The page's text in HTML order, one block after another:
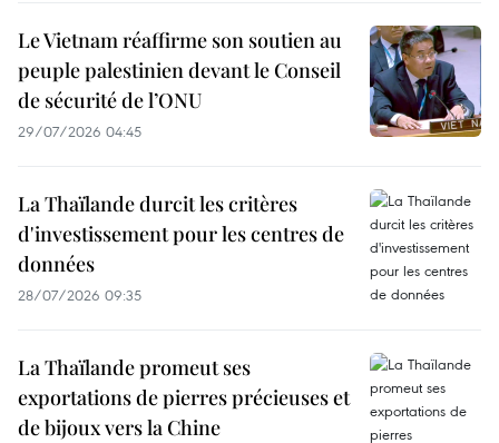
Le Vietnam réaffirme son soutien au
peuple palestinien devant le Conseil
de sécurité de l’ONU
29/07/2026 04:45
La Thaïlande durcit les critères
d'investissement pour les centres de
données
28/07/2026 09:35
La Thaïlande promeut ses
exportations de pierres précieuses et
de bijoux vers la Chine